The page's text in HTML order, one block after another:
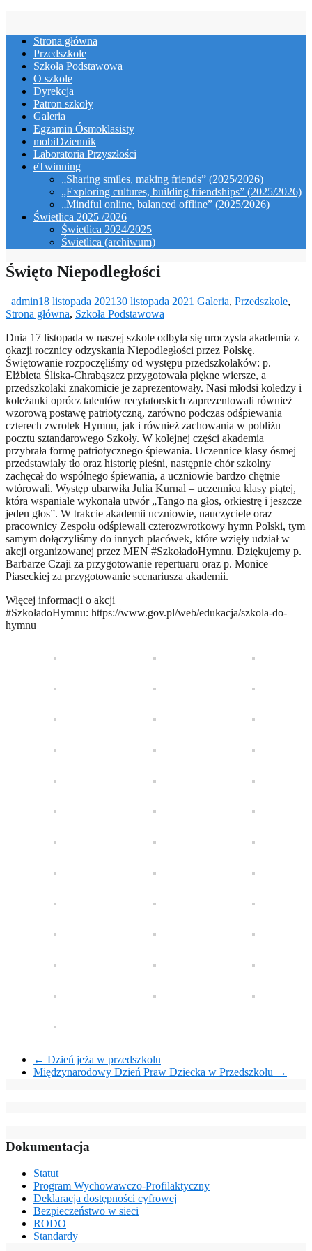
contentStrona główna
Przedszkole
Szkoła Podstawowa
O szkole
Dyrekcja
Patron szkoły
Galeria
Egzamin Ósmoklasisty
mobiDziennik
Laboratoria Przyszłości
eTwinning
„Sharing smiles, making friends” (2025/2026)
„Exploring cultures, building friendships” (2025/2026)
„Mindful online, balanced offline” (2025/2026)
Świetlica 2025 /2026
Świetlica 2024/2025
Świetlica (archiwum)
Święto Niepodległości
_admin18 listopada 202130 listopada 2021 Galeria, Przedszkole,
Strona główna, Szkoła Podstawowa
Dnia 17 listopada w naszej szkole odbyła się uroczysta akademia z
okazji rocznicy odzyskania Niepodległości przez Polskę.
Świętowanie rozpoczęliśmy od występu przedszkolaków: p.
Elżbieta Śliska-Chrabąszcz przygotowała piękne wiersze, a
przedszkolaki znakomicie je zaprezentowały. Nasi młodsi koledzy i
koleżanki oprócz talentów recytatorskich zaprezentowali również
wzorową postawę patriotyczną, zarówno podczas odśpiewania
czterech zwrotek Hymnu, jak i również zachowania w pobliżu
pocztu sztandarowego Szkoły. W kolejnej części akademia
przybrała formę patriotycznego śpiewania. Uczennice klasy ósmej
przedstawiały tło oraz historię pieśni, następnie chór szkolny
zachęcał do wspólnego śpiewania, a uczniowie bardzo chętnie
wtórowali. Występ ubarwiła Julia Kurnal – uczennica klasy piątej,
która wspaniale wykonała utwór „Tango na głos, orkiestrę i jeszcze
jeden głos”. W trakcie akademii uczniowie, nauczyciele oraz
pracownicy Zespołu odśpiewali czterozwrotkowy hymn Polski, tym
samym dołączyliśmy do innych placówek, które wzięły udział w
akcji organizowanej przez MEN #SzkoładoHymnu. Dziękujemy p.
Barbarze Czaji za przygotowanie repertuaru oraz p. Monice
Piaseckiej za przygotowanie scenariusza akademii.
Więcej informacji o akcji
#SzkoładoHymnu: https://www.gov.pl/web/edukacja/szkola-do-
hymnu
← Dzień jeża w przedszkolu
Międzynarodowy Dzień Praw Dziecka w Przedszkolu →
Dokumentacja
Statut
Program Wychowawczo-Profilaktyczny
Deklaracja dostępności cyfrowej
Bezpieczeństwo w sieci
RODO
Standardy